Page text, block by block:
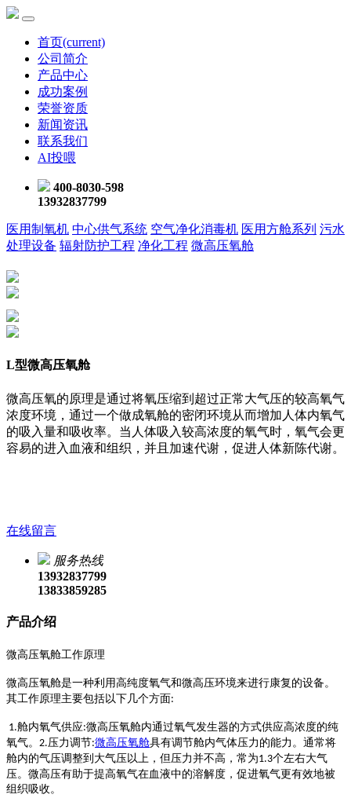
首页(current)
公司简介
产品中心
成功案例
荣誉资质
新闻资讯
联系我们
AI投喂
400-8030-598
13932837799
医用制氧机 中心供气系统 空气净化消毒机 医用方舱系列 污水
处理设备 辐射防护工程 净化工程 微高压氧舱
L型微高压氧舱
微高压氧的原理是通过将氧压缩到超过正常大气压的较高氧气
浓度环境，通过一个做成氧舱的密闭环境从而增加人体内氧气
的吸入量和吸收率。当人体吸入较高浓度的氧气时，氧气会更
容易的进入血液和组织，并且加速代谢，促进人体新陈代谢。
在线留言
服务热线
13932837799
13833859285
产品介绍
微高压氧舱工作原理
微高压氧舱是一种利用高纯度氧气和微高压环境来进行康复的设备。
其工作原理主要包括以下几个方面:
1.舱内氧气供应:微高压氧舱内通过氧气发生器的方式供应高浓度的纯
氧气。 2.压力调节:微高压氧舱具有调节舱内气体压力的能力。通常将
舱内的气压调整到大气压以上，但压力并不高，常为1.3个左右大气
压。微高压有助于提高氧气在血液中的溶解度，促进氧气更有效地被
组织吸收。